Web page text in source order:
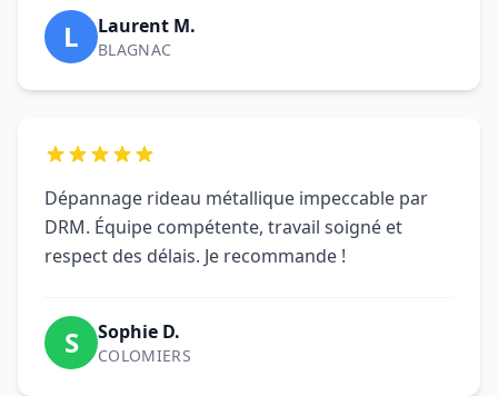
L Laurent M.
BLAGNAC
Dépannage rideau métallique impeccable par
DRM. Équipe compétente, travail soigné et
respect des délais. Je recommande !
S Sophie D.
COLOMIERS